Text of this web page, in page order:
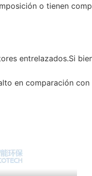
o tienen
entrelazados.Si
en comparación